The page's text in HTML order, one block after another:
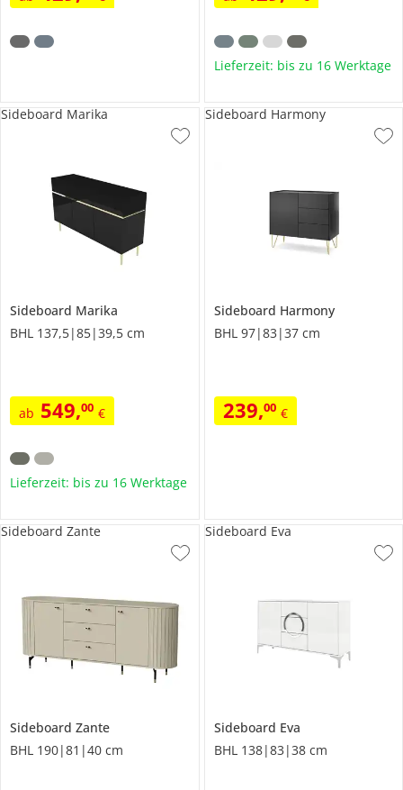
Lieferzeit: bis zu 16 Werktage
Sideboard Marika
BHL 137,5|85|39,5 cm
ab 549,00 €
Sideboard Marika
Lieferzeit: bis zu 16 Werktage
Sideboard Harmony
BHL 97|83|37 cm
239,00 €
Sideboard Harmony
Sideboard Zante
BHL 190|81|40 cm
Sideboard Zante
Sideboard Eva
BHL 138|83|38 cm
Sideboard Eva